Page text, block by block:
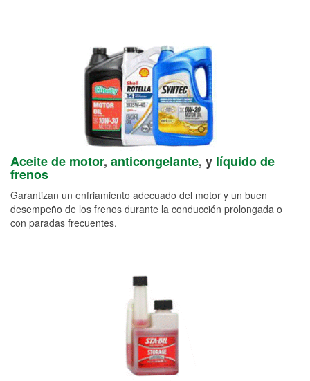
Aceite de motor, anticongelante, y líquido de
frenos
Garantizan un enfriamiento adecuado del motor y un buen
desempeño de los frenos durante la conducción prolongada o
con paradas frecuentes.